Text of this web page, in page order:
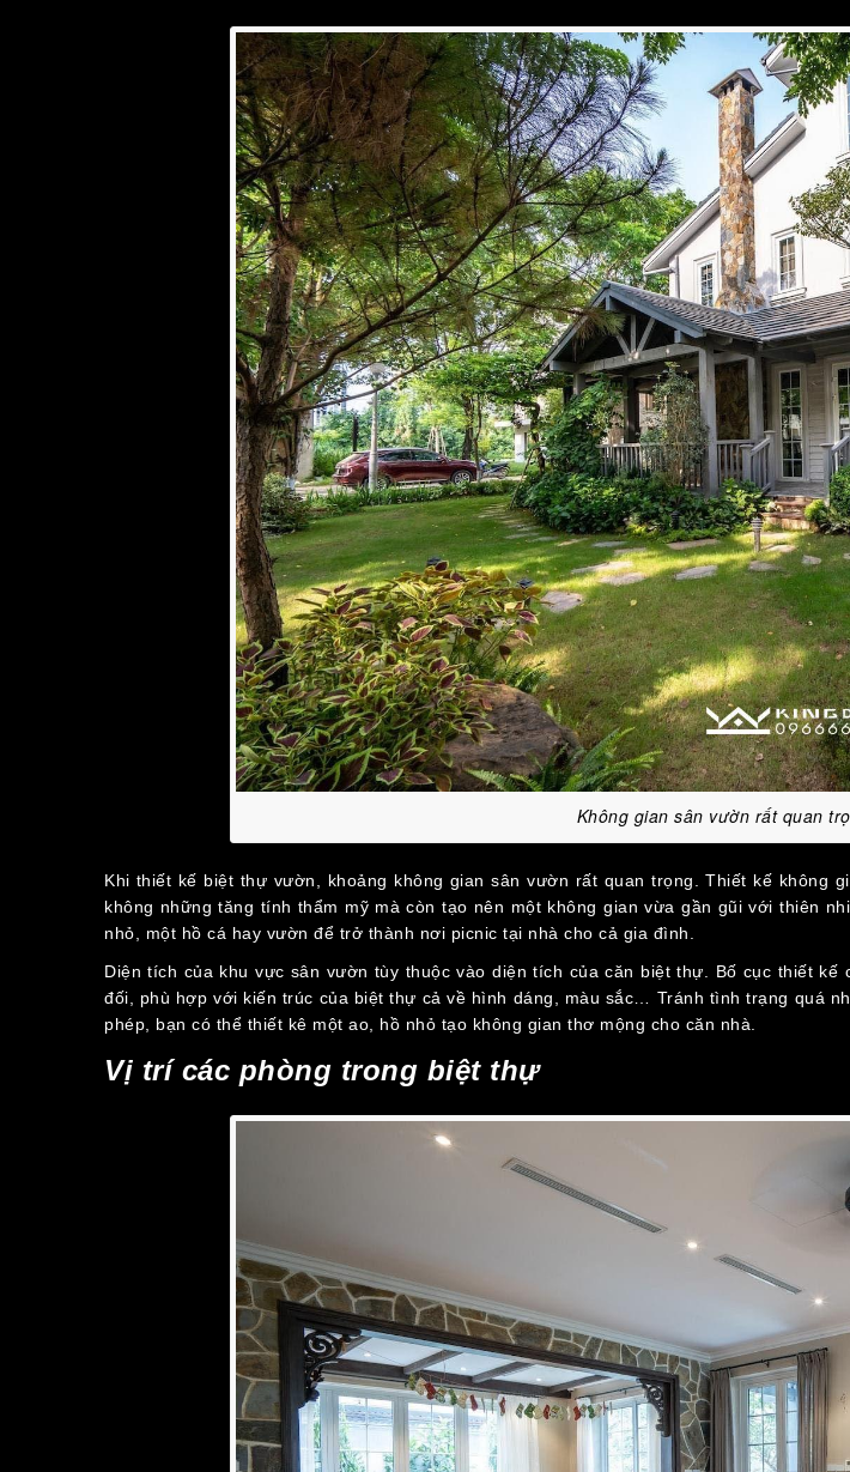
Không gian sân vườn rất quan
Khi thiết kế biệt thự vườn, khoảng không gian sân vườn rất quan trọng. Thiết kế không
không những tăng tính thẩm mỹ mà còn tạo nên một không gian vừa gần gũi với thiên
nhỏ, một hồ cá hay vườn để trở thành nơi picnic tại nhà cho cả gia đình.
Diện tích của khu vực sân vườn tùy thuộc vào diện tích của căn biệt thự. Bố cục thiết
đối, phù hợp với kiến trúc của biệt thự cả về hình dáng, màu sắc… Tránh tình trạng quá
phép, bạn có thể thiết kê một ao, hồ nhỏ tạo không gian thơ mộng cho căn nhà.
Vị trí các phòng trong biệt thự